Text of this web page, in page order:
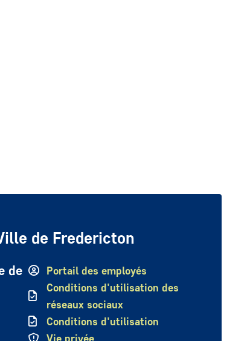
de Fredericton
de
Portail des employés
Conditions d'utilisation des
réseaux sociaux
Conditions d'utilisation